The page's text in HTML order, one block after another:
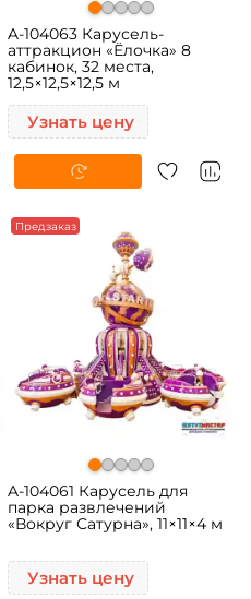
A-104063 Карусель-
аттракцион «Ёлочка» 8
кабинок, 32 места,
12,5×12,5×12,5 м
Узнать цену
Предзаказ
A-104061 Карусель для
парка развлечений
«Вокруг Сатурна», 11×11×4 м
Узнать цену